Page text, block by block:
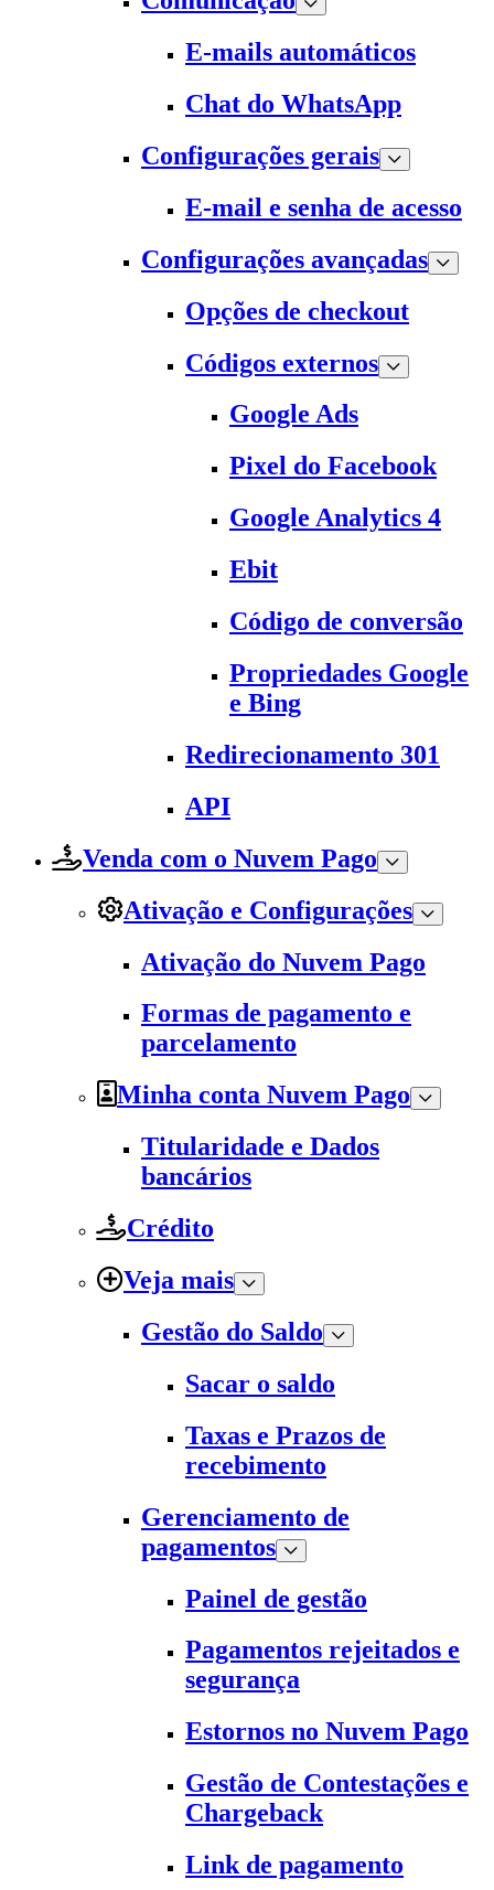
E-mails automáticos
Chat do WhatsApp
Configurações gerais
E-mail e senha de acesso
Configurações avançadas
Opções de checkout
Códigos externos
Google Ads
Pixel do Facebook
Google Analytics 4
Ebit
Código de conversão
Propriedades Google
e Bing
Redirecionamento 301
API
Venda com o Nuvem Pago
Ativação e Configurações
Ativação do Nuvem Pago
Formas de pagamento e
parcelamento
Minha conta Nuvem Pago
Titularidade e Dados
bancários
Crédito
Veja mais
Gestão do Saldo
Sacar o saldo
Taxas e Prazos de
recebimento
Gerenciamento de
pagamentos
Painel de gestão
Pagamentos rejeitados e
segurança
Estornos no Nuvem Pago
Gestão de Contestações e
Chargeback
Link de pagamento